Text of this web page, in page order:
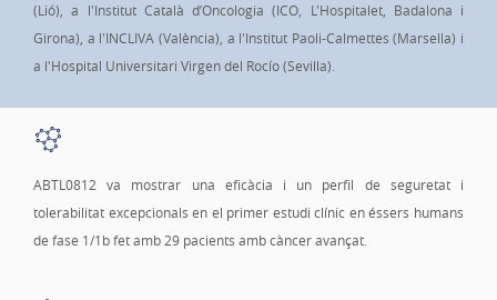
(Lió), a l'Institut Català d’Oncologia (ICO, L'Hospitalet, Badalona i
Girona), a l'INCLIVA (València), a l'Institut Paoli-Calmettes (Marsella) i
a l'Hospital Universitari Virgen del Rocío (Sevilla).
ABTL0812 va mostrar una eficàcia i un perfil de seguretat i
tolerabilitat excepcionals en el primer estudi clínic en éssers humans
de fase 1/1b fet amb 29 pacients amb càncer avançat.